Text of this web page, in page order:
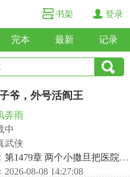
书架 登录
完本 最新 记录
爷，外号活阎王
弄雨
中
武侠
第1479章 两个小撒旦把医院点了
08-08 14:27:08